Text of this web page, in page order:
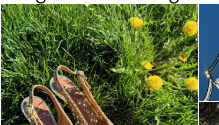
Choose between chunky silhouettes with
intriguing we...